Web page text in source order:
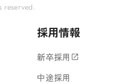
reserved.
採用情報
新卒採用 open_in_new
中途採用